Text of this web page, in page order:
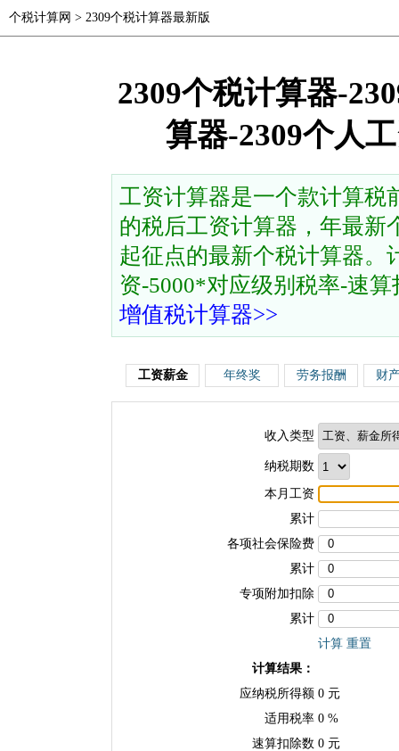
个税计算网 > 2309个税计算器最新版
2309个税计算器-
算器-2309个人
工资计算器是一个款计算税
的税后工资计算器，年最新
起征点的最新个税计算器。
资-5000*对应级别税率-速
增值税计算器>>
工资薪金 年终奖 劳务报酬 财
收入类型
纳税期数
本月工资
累计
各项社会保险费
累计
专项附加扣除
累计
计算 重置
计算结果：
应纳税所得额 0 元
适用税率 0 %
速算扣除数 0 元